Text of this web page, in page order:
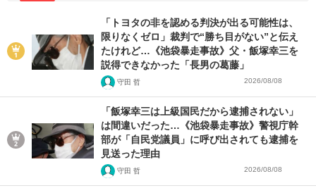
「トヨタの非を認める判決が出る可能性は、
限りなくゼロ」裁判で“勝ち目がない”と伝え
たけれど…《池袋暴走事故》父・飯塚幸三を
説得できなかった「長男の葛藤」
守田 哲 2026/08/08
「飯塚幸三は上級国民だから逮捕されない」
は間違いだった…《池袋暴走事故》警視庁幹
部が「自民党議員」に呼び出されても逮捕を
見送った理由
守田 哲 2026/08/08